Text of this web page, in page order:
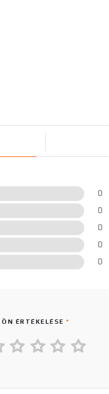
0
0
0
0
0
ÖN ÉRTÉKELÉSE*